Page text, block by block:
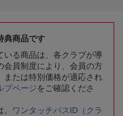
典商品です
いる商品は、各クラブが導
会員制度により、会員の方
または特別価格が適応され
プページをご確認くださ
ワンタッチパスID（クラ